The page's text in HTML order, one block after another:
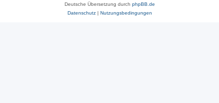
Deutsche Übersetzung durch phpBB.de
Datenschutz| Nutzungsbedingungen